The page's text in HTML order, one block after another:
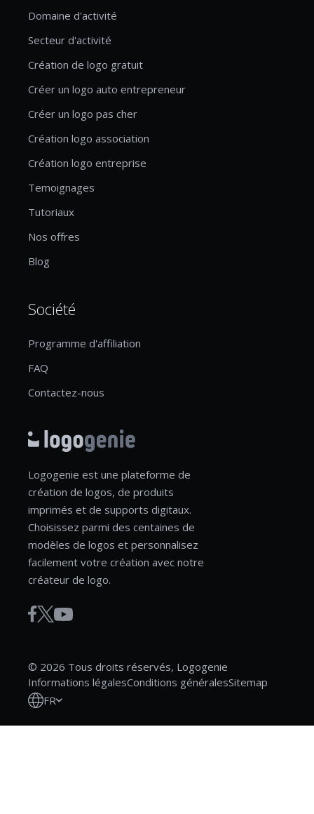
Domaine d'activité
Secteur d'activité
Création de logo gratuit
Créer un logo auto entrepreneur
Créer un logo pas cher
Création logo association
Création logo entreprise
Temoignages
Tutoriaux
Nos offres
Blog
Société
Programme d'affiliation
FAQ
Contactez-nous
Logogenie est une plateforme de
création de logos, de produits
imprimés et de supports digitaux.
Choisissez parmi des centaines de
modèles de logos et personnalisez
facilement votre création avec notre
créateur de logo.
© 2026 Tous droits réservés, Logogenie
Informations légalesConditions généralesSitemap
FR